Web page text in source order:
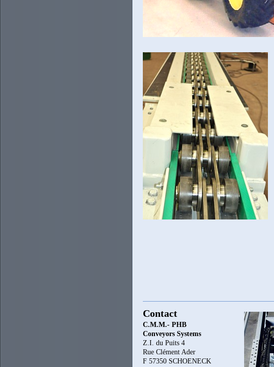
Contact
C.M.M.- PHB
Conveyors Systems
Z.I. du Puits 4
Rue Clément Ader
F 57350 SCHOENECK